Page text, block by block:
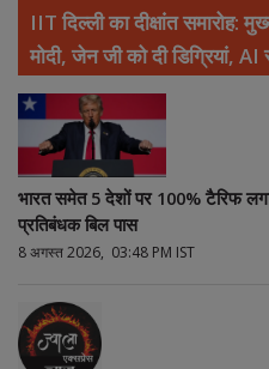
IIT दिल्ली का दीक्षांत समारोह:
मोदी, जेन जी को दी डिग्रियां,
उद्घाटन
भारत समेत 5 देशों पर 100% टैरिफ
प्रतिबंधक बिल पास
8 अगस्त 2026, 03:48 PM IST